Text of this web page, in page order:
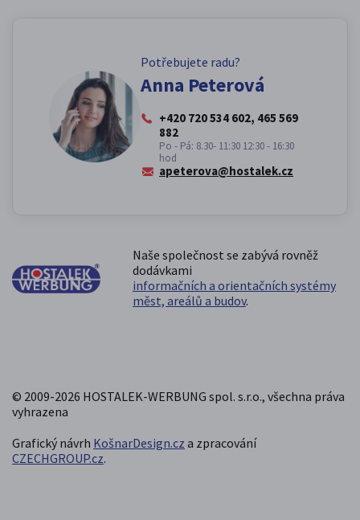
Potřebujete radu?
Anna Peterová
+420 720 534 602, 465 569
882
Po - Pá: 8.30- 11:30 12:30 - 16:30
hod
apeterova@hostalek.cz
Naše společnost se zabývá rovněž
dodávkami
informačních a orientačních systémy
měst, areálů a budov.
© 2009-2026 HOSTALEK-WERBUNG spol. s.r.o., všechna práva
vyhrazena
Grafický návrh KošnarDesign.cz a zpracování
CZECHGROUP.cz.